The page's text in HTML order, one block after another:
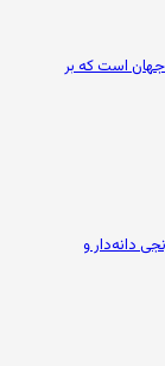
جهان است که بر
دانه‌دار و